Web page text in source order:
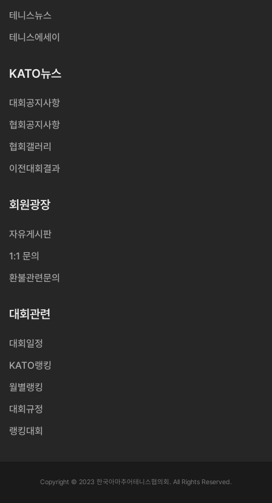
테니스뉴스
테니스에세이
KATO뉴스
대회공지사항
협회공지사항
협회갤러리
이전대회결과
회원광장
자유게시판
1:1 문의
환불관련문의
대회관련
대회일정
KATO랭킹
월별랭킹
대회규정
랭킹대회
Copyright © 2023 한국아마추어테니스협의회. All Rights Reserved.